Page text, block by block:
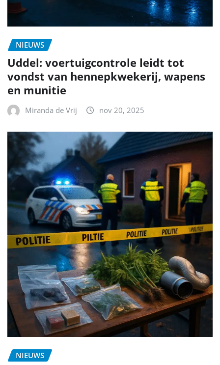
NIEUWS
Uddel: voertuigcontrole leidt tot
vondst van hennepkwekerij, wapens
en munitie
Miranda de Vrij nov 20, 2025
NIEUWS